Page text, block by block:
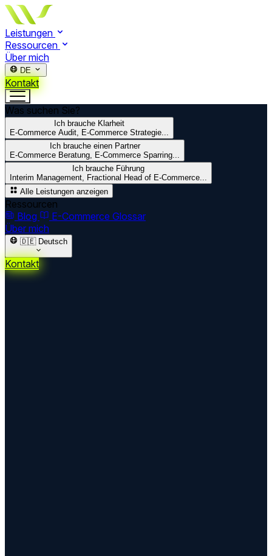
Leistungen
Ressourcen
Über mich
DE
Kontakt
Was suchen Sie?
Ich brauche Klarheit
E-Commerce Audit, E-Commerce Strategie...
Ich brauche einen Partner
E-Commerce Beratung, E-Commerce Sparring...
Ich brauche Führung
Interim Management, Fractional Head of E-Commerce...
Alle Leistungen anzeigen
Ressourcen
Blog
E-Commerce Glossar
Über mich
🇩🇪 Deutsch
Kontakt